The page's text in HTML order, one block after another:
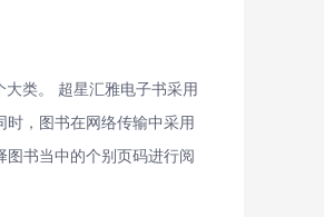
类。 超星汇雅电子书采用
，图书在网络传输中采用
书当中的个别页码进行阅